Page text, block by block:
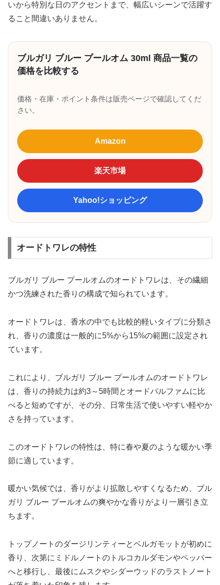
いから特別な日のアクセントまで、幅広いシーンで活躍す
ること間違いありません。
ブルガリ ブルー プールオム 30ml 商品一覧の
価格を比較する
価格・在庫・ポイント条件は販売ページで確認してくだ
さい。
Amazon
楽天市場
Yahoo!ショッピング
オードトワレの特性
ブルガリ ブルー プールオムのオードトワレは、その繊細
かつ洗練された香りの構成で知られています。
オードトワレは、香水の中でも比較的軽いタイプに分類さ
れ、香りの濃度は一般的に5%から15%の範囲に設定され
ています。
これにより、ブルガリ ブルー プールオムのオードトワレ
は、香りの持続力は約3～5時間とオードパルファムに比
べると短めですが、その分、日常生活で使いやすい軽やか
さを持っています。
このオードトワレの特性は、特に春や夏のような暖かい季
節に適しています。
暖かい気候では、香りがより拡散しやすくなるため、ブル
ガリ ブルー プールオムの爽やかな香りがより一層引き立
ちます。
トップノートのダージリンティーとベルガモットが初めに
香り、次第にミドルノートのトルコカルダモンやペッパー
へと移行し、最後にムスクやシダーウッドのラストノート